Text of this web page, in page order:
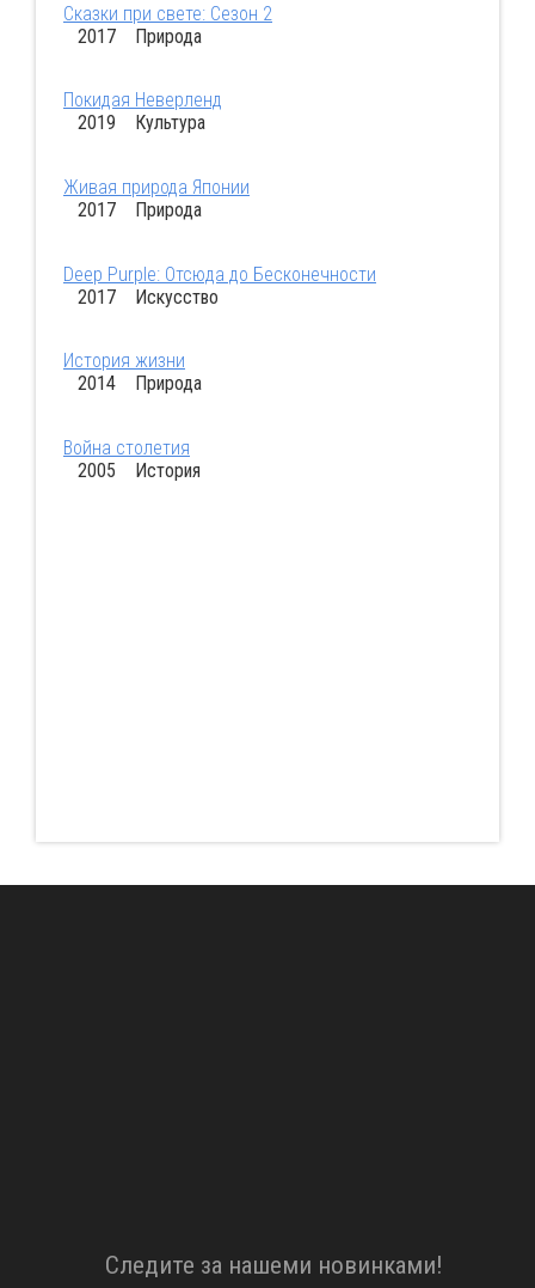
Сказки при свете: Сезон 2
2017 Природа
Покидая Неверленд
2019 Культура
Живая природа Японии
2017 Природа
Deep Purple: Отсюда до Бесконечности
2017 Искусство
История жизни
2014 Природа
Война столетия
2005 История
Cледите за нашеми новинками!